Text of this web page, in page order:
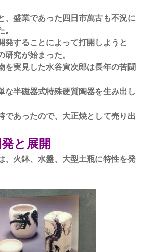
、盛業であった四日市萬古も不況に
発することによって打開しようと
究が始まった。
を実見した水谷寅次郎は長年の苦闘
な半磁器式特殊硬質陶器を生み出し
であったので、大正焼として売り出
と展開
、火鉢、水盤、大型土瓶に特性を発